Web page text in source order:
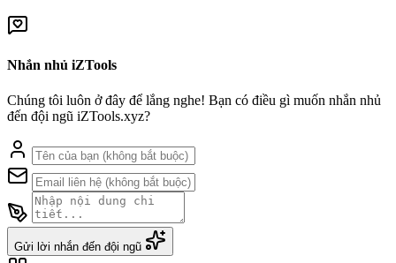
Nhắn nhủ iZTools
Chúng tôi luôn ở đây để lắng nghe! Bạn có điều gì muốn nhắn nhủ
đến đội ngũ iZTools.xyz?
Gửi lời nhắn đến đội ngũ